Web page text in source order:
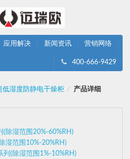
应用解决 新闻资讯 营销网络
400-666-9429
低湿度防静电干燥柜 / 产品详细
除湿范围20%-60%RH)
湿范围10%-20%RH)
列(除湿范围1%-10%RH)